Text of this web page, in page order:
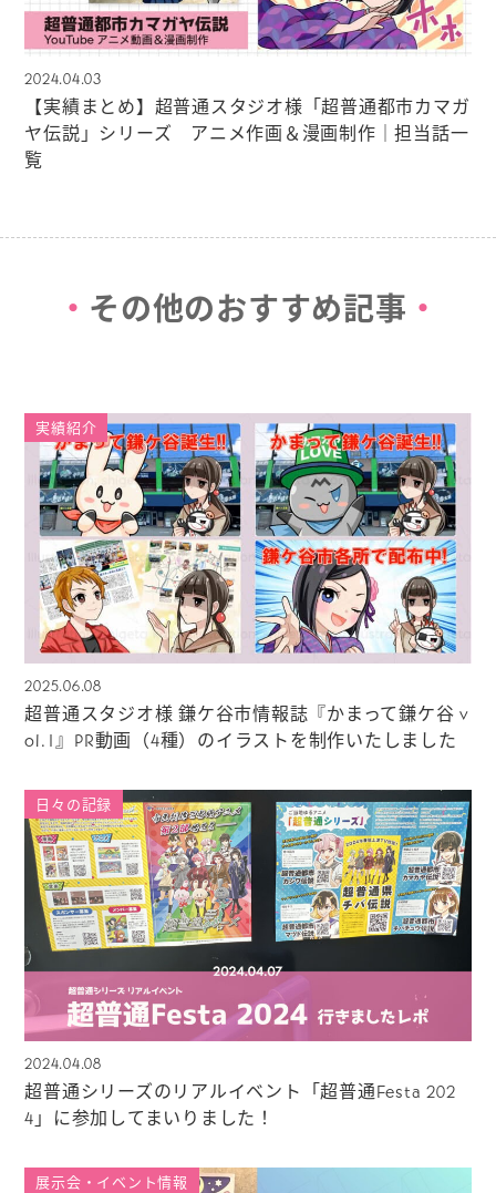
2024.04.03
【実績まとめ】超普通スタジオ様「超普通都市カマガ
ヤ伝説」シリーズ アニメ作画＆漫画制作｜担当話一
覧
その他のおすすめ記事
実績紹介
2025.06.08
超普通スタジオ様 鎌ケ谷市情報誌『かまって鎌ケ谷 v
ol.1』PR動画（4種）のイラストを制作いたしました
日々の記録
2024.04.08
超普通シリーズのリアルイベント「超普通Festa 202
4」に参加してまいりました！
展示会・イベント情報